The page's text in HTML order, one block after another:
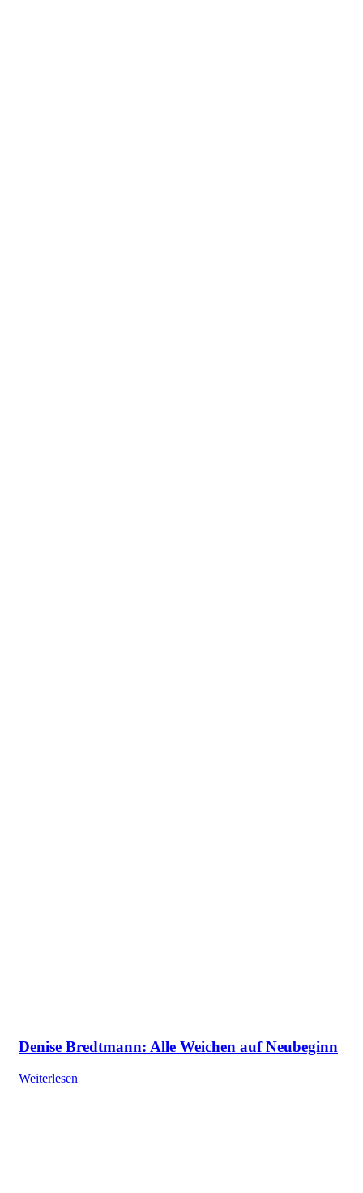
Denise Bredtmann: Alle Weichen auf Neubeginn
Weiterlesen